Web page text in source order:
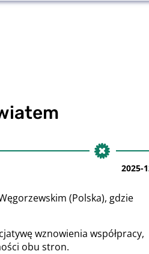
2025-
(Polska), gdzie
wznowienia współpracy,
obu stron.